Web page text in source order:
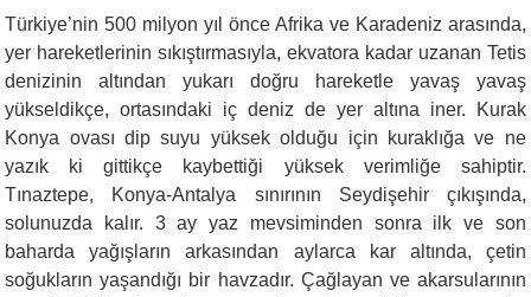
Türkiye’nin 500 milyon yıl önce Afrika ve Karadeniz arasında,
yer hareketlerinin sıkıştırmasıyla, ekvatora kadar uzanan Tetis
denizinin altından yukarı doğru hareketle yavaş yavaş
yükseldikçe, ortasındaki iç deniz de yer altına iner. Kurak
Konya ovası dip suyu yüksek olduğu için kuraklığa ve ne
yazık ki gittikçe kaybettiği yüksek verimliğe sahiptir.
Tınaztepe, Konya-Antalya sınırının Seydişehir çıkışında,
solunuzda kalır. 3 ay yaz mevsiminden sonra ilk ve son
baharda yağışların arkasından aylarca kar altında, çetin
soğukların yaşandığı bir havzadır. Çağlayan ve akarsularının